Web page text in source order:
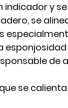
indicador y
, se
de
se